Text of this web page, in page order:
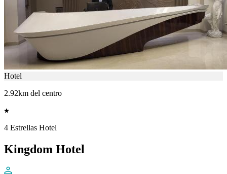
Hotel
2.92km del centro
4 Estrellas Hotel
Kingdom Hotel